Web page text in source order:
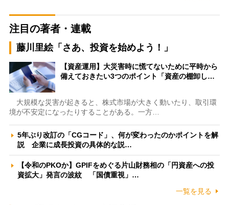
注目の著者・連載
藤川里絵「さあ、投資を始めよう！」
【資産運用】大災害時に慌てないために平時から
備えておきたい3つのポイント「資産の棚卸し…
大規模な災害が起きると、株式市場が大きく動いたり、取引環
境が不安定になったりすることがある。一方…
5年ぶり改訂の「CGコード」、何が変わったのかポイントを解
説 企業に成長投資の具体的な説…
【令和のPKOか】GPIFをめぐる片山財務相の「円資産への投
資拡大」発言の波紋 「国債重視」…
一覧を見る